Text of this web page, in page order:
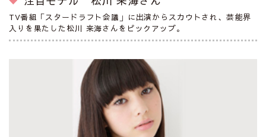
TV番組「スタードラフト会議」に出演からスカウトされ、芸能界
入りを果たした松川 来海さんをピックアップ。